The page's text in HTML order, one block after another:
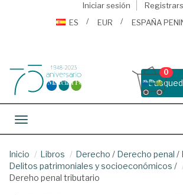
Iniciar sesión
ES
EUR ESPAÑA
0
Toggle navigation
Inicio Libros Derecho / Derecho penal /
Delitos patrimoniales y socioeconómicos /
Dereho penal tributario